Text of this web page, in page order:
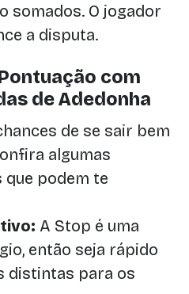
somados. O jogador
a disputa.
com
de Adedonha
de se sair bem
algumas
que podem te
A Stop é uma
então seja rápido
distintas para os